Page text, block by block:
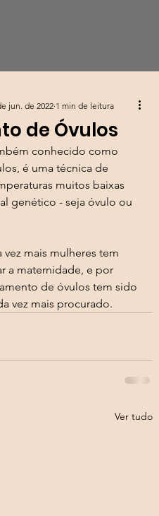
de Óvulos
jun. de 2022 1 min de leitura
conhecido como
é uma técnica de
muitos baixas
genético - seja óvulo ou
mais mulheres tem
a maternidade, e por
de óvulos tem sido
vez mais procurado.
Ver tudo